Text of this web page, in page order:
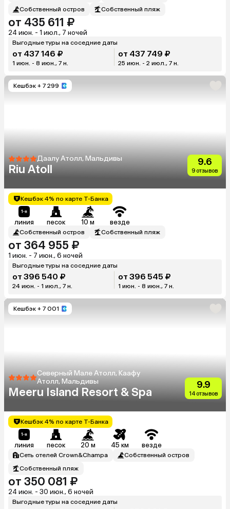
Собственный остров
Собственный пляж
от 435 611 ₽
24 июн. - 1 июл., 7 ночей
Выгодные туры на соседние даты
от 437 146 ₽
1 июн. - 8 июн., 7 н.
от 437 749 ₽
25 июн. - 2 июл., 7 н.
Кешбэк + 7 299
Даалу Атолл, Мальдивы
Riu Atoll
9.6
9 отзывов
Кешбэк 4% по карте Т-Банка
линия песок 10 м везде
Собственный остров Собственный пляж
от 364 955 ₽
1 июн. - 7 июн., 6 ночей
Выгодные туры на соседние даты
от 396 540 ₽
24 июн. - 1 июл., 7 н.
от 396 545 ₽
1 июн. - 8 июн., 7 н.
Кешбэк + 7 001
Северный Мале Атолл, Каафу
Атолл, Мальдивы
Meeru Island Resort & Spa
9.9
14 отзывов
Кешбэк 4% по карте Т-Банка
линия песок 20 м 45 км везде
Сеть отелей Crown&Champa
Собственный остров
Собственный пляж
от 350 081 ₽
24 июн. - 30 июн., 6 ночей
Выгодные туры на соседние даты